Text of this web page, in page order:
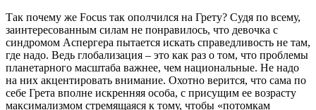
Так почему же Focus так ополчился на Грету? Судя по всему,
заинтересованным силам не понравилось, что девочка с
синдромом Аспергера пытается искать справедливость не там,
где надо. Ведь глобализация – это как раз о том, что проблемы
планетарного масштаба важнее, чем национальные. Не надо
на них акцентировать внимание. Охотно верится, что сама по
себе Грета вполне искренняя особа, с присущим ее возрасту
максимализмом стремящаяся к тому, чтобы «потомкам